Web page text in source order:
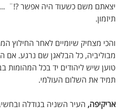
יצאתם משם כשעוד היה אפשר ?!¨ ....
תיזמון.
והכי מצחיק שיומיים לאחר החילוץ
מבוליביה, כל הבלאגן שם נרגע. אם
טוען שיש ליהודים יד בכל המהומות
תמיד את השלום העולמי.
אריקיפה, העיר השניה בגודלה